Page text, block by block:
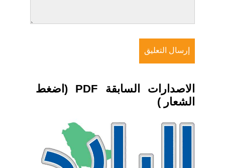
الاصدارات السابقة PDF (اضغط
الشعار )